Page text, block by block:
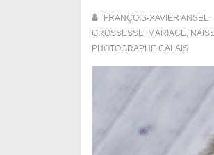
FRANÇOIS-XAVIER ANSEL
GROSSESSE, MARIAGE,
PHOTOGRAPHE CALAIS